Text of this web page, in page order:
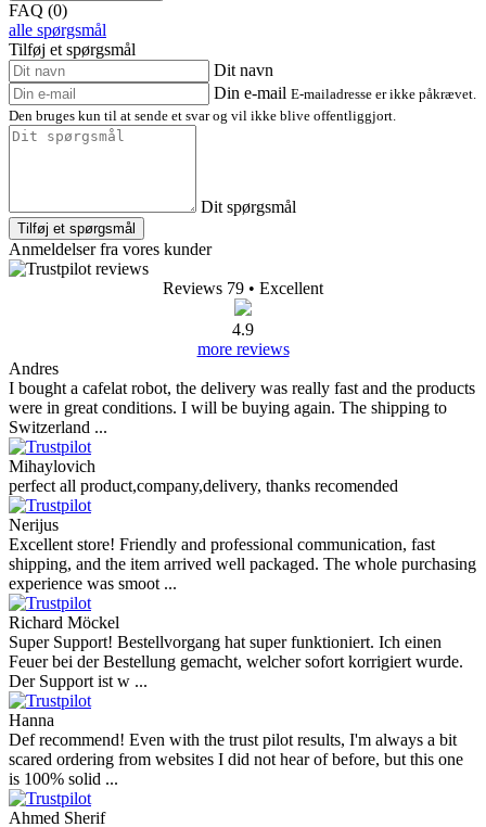
FAQ (0)
alle spørgsmål
Tilføj et spørgsmål
Dit navn
Din e-mail E-mailadresse er ikke påkrævet.
Den bruges kun til at sende et svar og vil ikke blive offentliggjort.
Dit spørgsmål
Tilføj et spørgsmål
Anmeldelser fra vores kunder
Reviews 79 • Excellent
4.9
more reviews
Andres
I bought a cafelat robot, the delivery was really fast and the products
were in great conditions. I will be buying again. The shipping to
Switzerland ...
Mihaylovich
perfect all product,company,delivery, thanks recomended
Nerijus
Excellent store! Friendly and professional communication, fast
shipping, and the item arrived well packaged. The whole purchasing
experience was smoot ...
Richard Möckel
Super Support! Bestellvorgang hat super funktioniert. Ich einen
Feuer bei der Bestellung gemacht, welcher sofort korrigiert wurde.
Der Support ist w ...
Hanna
Def recommend! Even with the trust pilot results, I'm always a bit
scared ordering from websites I did not hear of before, but this one
is 100% solid ...
Ahmed Sherif